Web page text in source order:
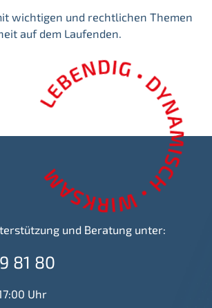
wichtigen und rechtlichen Themen
auf dem Laufenden.
und Beratung unter:
81 80
Uhr